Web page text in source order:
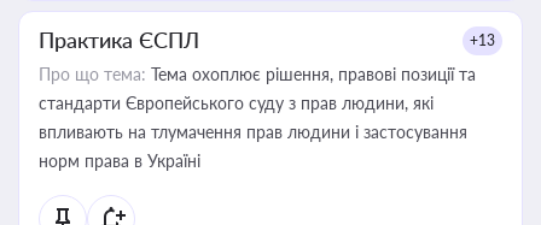
Практика ЄСПЛ +13
Про що тема: Тема охоплює рішення, правові позиції та
стандарти Європейського суду з прав людини, які
впливають на тлумачення прав людини і застосування
норм права в Україні